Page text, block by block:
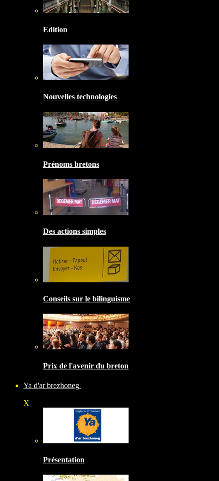
Edition
Nouvelles technologies
Prénoms bretons
Des actions simples
Conseils sur le bilinguisme
Prix de l'avenir du breton
Ya d'ar brezhoneg
X
Présentation